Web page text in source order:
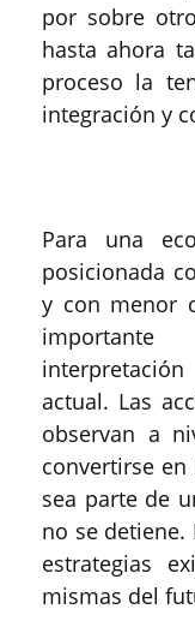
por sobre
hasta ahora
proceso la
integración y
Para una
posicionada
y con menor
actual. Las
observan a
convertirse
sea parte de
no se
estrategias
mismas del